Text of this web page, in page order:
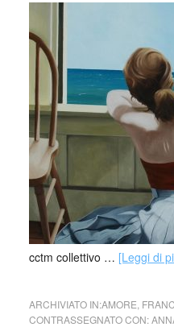
cctm collettivo … [Leggi di
ARCHIVIATO IN:AMORE
CONTRASSEGNATO CON: